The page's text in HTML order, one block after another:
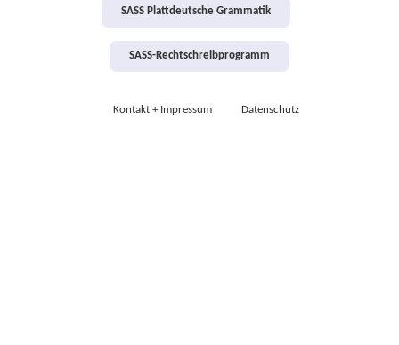
SASS Plattdeutsche Grammatik
SASS-Rechtschreibprogramm
Kontakt + Impressum Datenschutz